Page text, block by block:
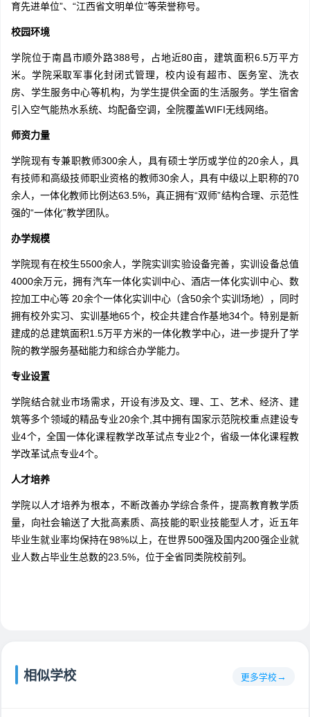
育先进单位”、“江西省文明单位”等荣誉称号。
校园环境
学院位于南昌市顺外路388号，占地近80亩，建筑面积6.5万平方
米。学院采取军事化封闭式管理，校内设有超市、医务室、洗衣
房、学生服务中心等机构，为学生提供全面的生活服务。学生宿舍
引入空气能热水系统、均配备空调，全院覆盖WIFI无线网络。
师资力量
学院现有专兼职教师300余人，具有硕士学历或学位的20余人，具
有技师和高级技师职业资格的教师30余人，具有中级以上职称的70
余人，一体化教师比例达63.5%，真正拥有“双师”结构合理、示范性
强的“一体化”教学团队。
办学规模
学院现有在校生5500余人，学院实训实验设备完善，实训设备总值
4000余万元，拥有汽车一体化实训中心、酒店一体化实训中心、数
控加工中心等 20余个一体化实训中心（含50余个实训场地），同时
拥有校外实习、实训基地65个，校企共建合作基地34个。特别是新
建成的总建筑面积1.5万平方米的一体化教学中心，进一步提升了学
院的教学服务基础能力和综合办学能力。
专业设置
学院结合就业市场需求，开设有涉及文、理、工、艺术、经济、建
筑等多个领域的精品专业20余个,其中拥有国家示范院校重点建设专
业4个，全国一体化课程教学改革试点专业2个，省级一体化课程教
学改革试点专业4个。
人才培养
学院以人才培养为根本，不断改善办学综合条件，提高教育教学质
量，向社会输送了大批高素质、高技能的职业技能型人才，近五年
毕业生就业率均保持在98%以上，在世界500强及国内200强企业就
业人数占毕业生总数的23.5%，位于全省同类院校前列。
相似学校 更多学校